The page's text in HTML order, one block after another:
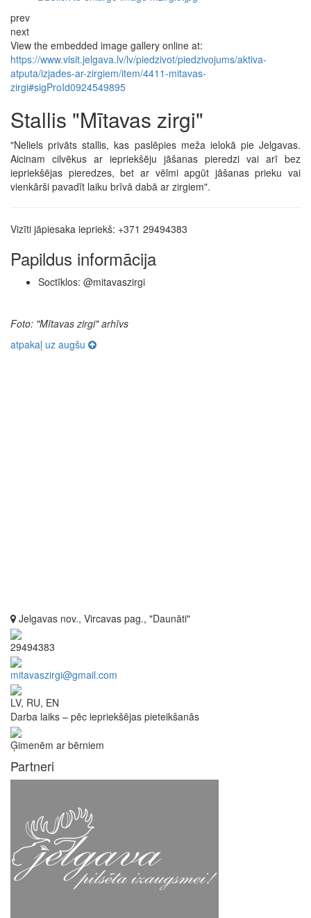
prev
next
View the embedded image gallery online at:
https://www.visit.jelgava.lv/lv/piedzivot/piedzivojums/aktiva-
atputa/izjades-ar-zirgiem/item/4411-mitavas-
zirgi#sigProId0924549895
Stallis "Mītavas zirgi"
"Neliels privāts stallis, kas paslēpies meža ielokā pie Jelgavas.
Aicinam cilvēkus ar iepriekšēju jāšanas pieredzi vai arī bez
iepriekšējas pieredzes, bet ar vēlmi apgūt jāšanas prieku vai
vienkārši pavadīt laiku brīvā dabā ar zirgiem".
Vizīti jāpiesaka iepriekš: +371 29494383
Papildus informācija
Soctīklos: @mitavaszirgi
Foto: "Mītavas zirgi" arhīvs
atpakaļ uz augšu
Jelgavas nov., Vircavas pag., "Daunāti"
29494383
mitavaszirgi@gmail.com
LV, RU, EN
Darba laiks – pēc iepriekšējas pieteikšanās
Ģimenēm ar bērniem
Partneri